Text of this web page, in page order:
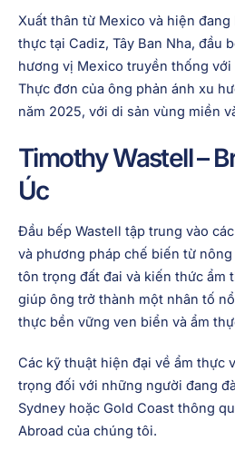
Xuất thân từ Mexico và hiện
thực tại Cadiz, Tây Ban Nha, đầu
hương vị Mexico truyền thống
Thực đơn của ông phản ánh xu
năm 2025, với di sản vùng miền
Timothy Wastell –
Úc
Đầu bếp Wastell tập trung vào
và phương pháp chế biến từ
tôn trọng đất đai và kiến thức ẩm
giúp ông trở thành một nhân tố
thực bền vững ven biển và ẩm
Các kỹ thuật hiện đại về ẩm thực
trọng đối với những người đang
Sydney hoặc Gold Coast thông
Abroad của chúng tôi.